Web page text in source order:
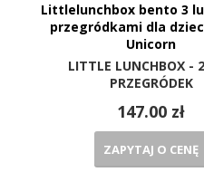
Littlelunchbox bento 3
przegródkami dla
Unicorn
LITTLE LUNCHBOX -
PRZEGRÓDEK
147.00 zł
ZAPYTAJ O CENĘ